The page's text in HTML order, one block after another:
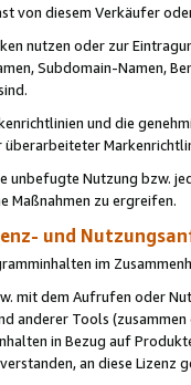
von diesem Verkäufer
nutzen oder zur
Subdomain-Namen,
und die
unbefugte Nutzung bzw.
Maßnahmen zu ergreifen.
und
im
mit dem Aufrufen oder
Tools (zusammen
in Bezug auf
an diese Lizenz